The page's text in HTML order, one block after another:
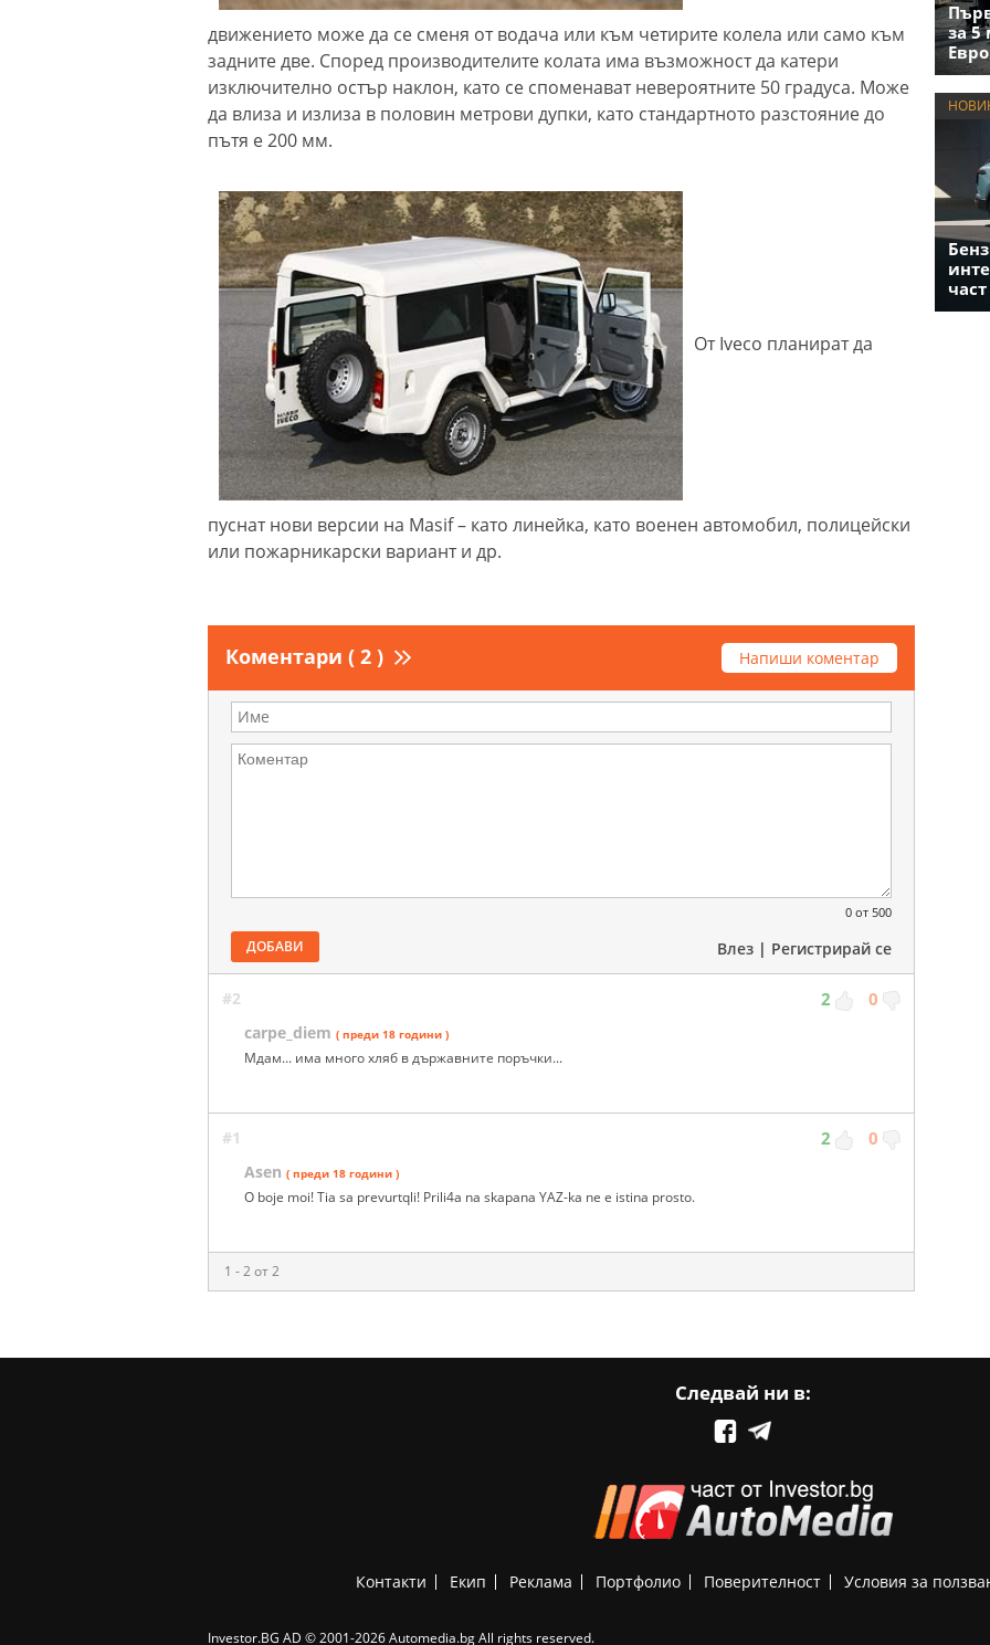
движението може да се сменя от водача или към четирите колела или само към
задните две. Според производителите колата има възможност да катери
изключително остър наклон, като се споменават невероятните 50 градуса. Може
да влиза и излиза в половин метрови дупки, като стандартното разстояние до
пътя е 200 мм.
От Iveco планират да
пуснат нови версии на Masif – като линейка, като военен автомобил, полицейски
или пожарникарски вариант и др.
Коментари ( 2 ) Напиши коментар
0 от 500
ДОБАВИ Влез | Регистрирай се
#2 2 0
carpe_diem ( преди 18 години )
Мдам... има много хляб в държавните поръчки...
#1 2 0
Asen ( преди 18 години )
O boje moi! Tia sa prevurtqli! Prili4a na skapana YAZ-ka ne e istina prosto.
1 - 2 от 2
за 5
част
Следвай ни в:
Контакти Екип Реклама Портфолио Поверителност Условия за
Investor.BG AD © 2001-2026 Automedia.bg All rights reserved.